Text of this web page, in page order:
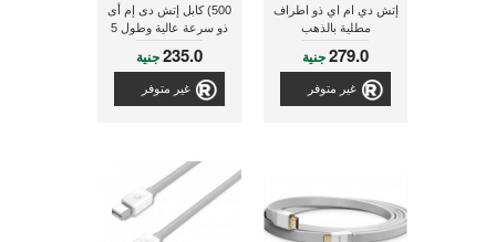
إتش دي ام اي ذو اطراف
مطلية بالذهب
279.0جنية
غير متوفر
500) كابل إتش دى إم أى
ذو سرعة عالية وطول 5
متر
235.0جنية
غير متوفر